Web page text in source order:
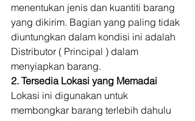
menentukan jenis dan kuantiti barang
yang dikirim. Bagian yang paling tidak
diuntungkan dalam kondisi ini adalah
Distributor ( Principal ) dalam
menyiapkan barang.
2. Tersedia Lokasi yang Memadai
Lokasi ini digunakan untuk
membongkar barang terlebih dahulu